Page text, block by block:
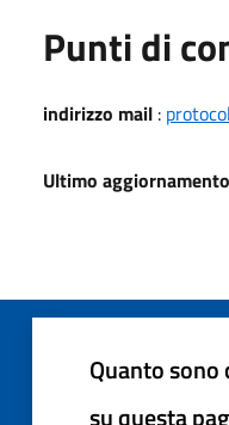
Punti di
indirizzo mail :
Ultimo aggiornamento
Quanto
su questa